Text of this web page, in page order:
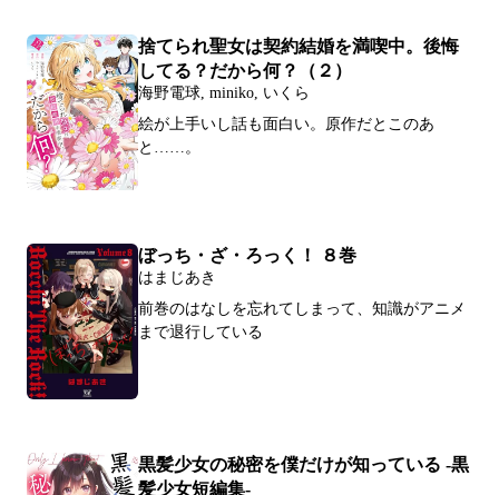
捨てられ聖女は契約結婚を満喫中。後悔
してる？だから何？（２）
海野電球, miniko, いくら
絵が上手いし話も面白い。原作だとこのあ
と……。
ぼっち・ざ・ろっく！ ８巻
はまじあき
前巻のはなしを忘れてしまって、知識がアニメ
まで退行している
黒髪少女の秘密を僕だけが知っている -黒
髪少女短編集-